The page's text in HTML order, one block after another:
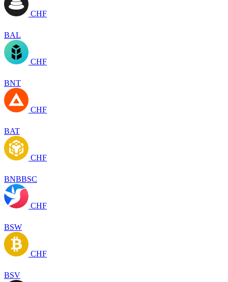
CHF
BAL
CHF
BNT
CHF
BAT
CHF
BNBBSC
CHF
BSW
CHF
BSV